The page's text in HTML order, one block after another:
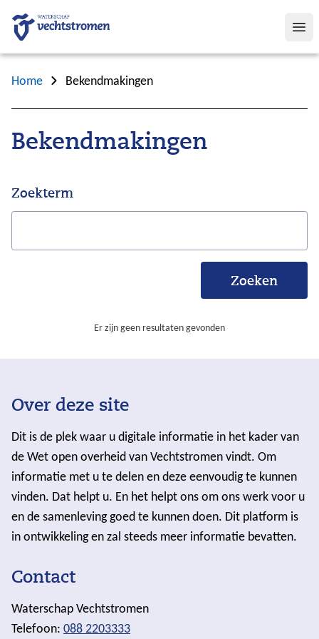
Home Bekendmakingen
Bekendmakingen
Zoekterm
Zoeken
Er zijn geen resultaten gevonden
Over deze site
Dit is de plek waar u digitale informatie in het kader van
de Wet open overheid van Vechtstromen vindt. Om
informatie met u te delen en deze eenvoudig te kunnen
vinden. Dat helpt u. En het helpt ons om ons werk voor u
en de samenleving goed te kunnen doen. Dit platform is
in ontwikkeling en zal steeds meer informatie bevatten.
Contact
Waterschap Vechtstromen
Telefoon: 088 2203333